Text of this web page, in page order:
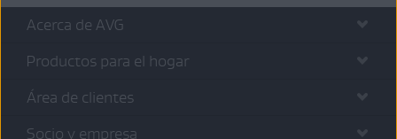
Acerca de AVG
Productos para el hogar
Área de clientes
Socio y empresa